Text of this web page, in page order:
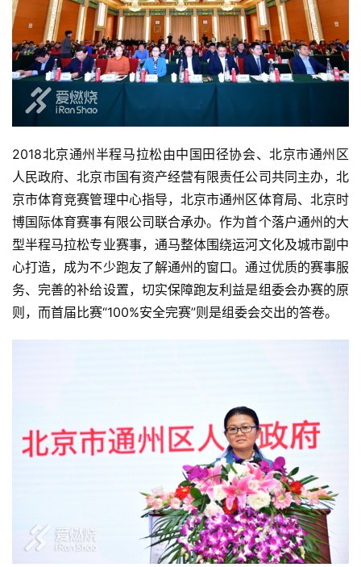
2018北京通州半程马拉松由中国田径协会、北京市通州区
人民政府、北京市国有资产经营有限责任公司共同主办，北
京市体育竞赛管理中心指导，北京市通州区体育局、北京时
博国际体育赛事有限公司联合承办。作为首个落户通州的大
型半程马拉松专业赛事，通马整体围绕运河文化及城市副中
心打造，成为不少跑友了解通州的窗口。通过优质的赛事服
务、完善的补给设置，切实保障跑友利益是组委会办赛的原
则，而首届比赛“100%安全完赛”则是组委会交出的答卷。